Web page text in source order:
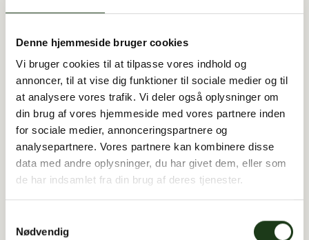
Denne hjemmeside bruger cookies
Vi bruger cookies til at tilpasse vores indhold og
annoncer, til at vise dig funktioner til sociale medier og til
at analysere vores trafik. Vi deler også oplysninger om
din brug af vores hjemmeside med vores partnere inden
for sociale medier, annonceringspartnere og
analysepartnere. Vores partnere kan kombinere disse
data med andre oplysninger, du har givet dem, eller som
de har indsamlet fra din brug af deres tjenester.
Nødvendig
Annelis Stamm
5. december 1947
11. juli 2026 i Nykøbing Sj